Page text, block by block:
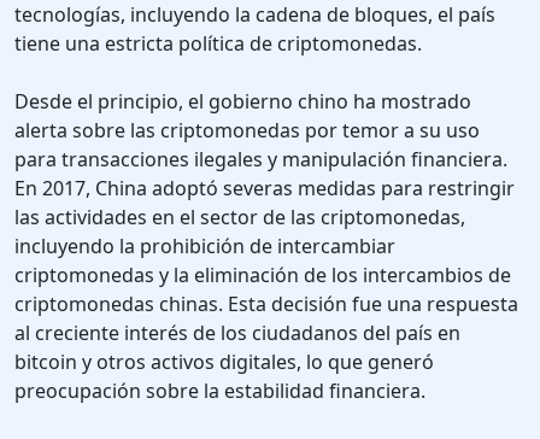
tecnologías, incluyendo la cadena de bloques, el país
tiene una estricta política de criptomonedas.
Desde el principio, el gobierno chino ha mostrado
alerta sobre las criptomonedas por temor a su uso
para transacciones ilegales y manipulación financiera.
En 2017, China adoptó severas medidas para restringir
las actividades en el sector de las criptomonedas,
incluyendo la prohibición de intercambiar
criptomonedas y la eliminación de los intercambios de
criptomonedas chinas. Esta decisión fue una respuesta
al creciente interés de los ciudadanos del país en
bitcoin y otros activos digitales, lo que generó
preocupación sobre la estabilidad financiera.